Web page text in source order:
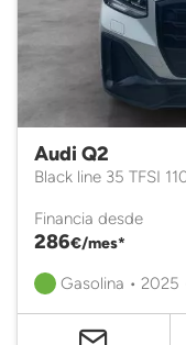
Audi Q2
Black line 35 TFSI
Financia desde
286€/mes*
Gasolina • 2025